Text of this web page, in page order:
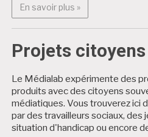
En savoir plus »En savoir plus :
Projets citoyens
Le Médialab expérimente des
produits avec des citoyens
médiatiques. Vous trouverez ici
par des travailleurs sociaux, des
situation d'handicap ou encore